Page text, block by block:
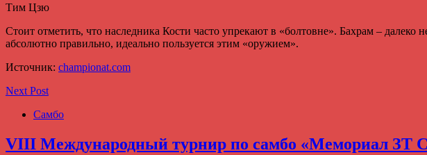
Тим Цзю
Стоит отметить, что наследника Кости часто упрекают в «болтовне». Бахрам –
абсолютно правильно, идеально пользуется этим «оружием».
Источник: championat.com
Next Post
Самбо
VIII Международный турнир по самбо «Мемориал ЗТ